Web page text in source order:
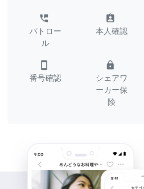
perm_phone_msg
パトロー
ル
assignment_ind
本人確認
smartphone
番号確認
lock
シェアワ
ーカー保
険